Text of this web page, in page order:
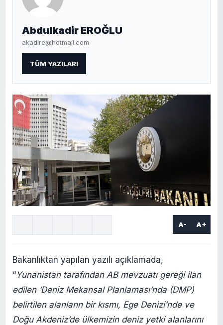
Abdulkadir EROĞLU
akadire@hotmail.com
TÜM YAZILARI
A- A+
Bakanlıktan yapılan yazılı açıklamada,
“Yunanistan tarafından AB mevzuatı gereği ilan
edilen ‘Deniz Mekansal Planlaması’nda (DMP)
belirtilen alanların bir kısmı, Ege Denizi’nde ve
Doğu Akdeniz’de ülkemizin deniz yetki alanlarını